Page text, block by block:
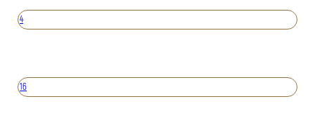
4
16